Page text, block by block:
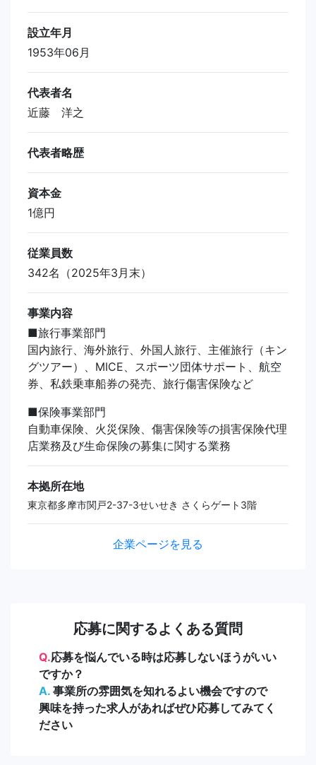
設立年月
1953年06月
代表者名
近藤 洋之
代表者略歴
資本金
1億円
従業員数
342名（2025年3月末）
事業内容
■旅行事業部門
国内旅行、海外旅行、外国人旅行、主催旅行（キン
グツアー）、MICE、スポーツ団体サポート、航空
券、私鉄乗車船券の発売、旅行傷害保険など
■保険事業部門
自動車保険、火災保険、傷害保険等の損害保険代理
店業務及び生命保険の募集に関する業務
本拠所在地
東京都多摩市関戸2-37-3せいせき さくらゲート3階
企業ページを見る
応募に関するよくある質問
Q.応募を悩んでいる時は応募しないほうがいい
ですか？
A. 事業所の雰囲気を知れるよい機会ですので
興味を持った求人があればぜひ応募してみてく
ださい